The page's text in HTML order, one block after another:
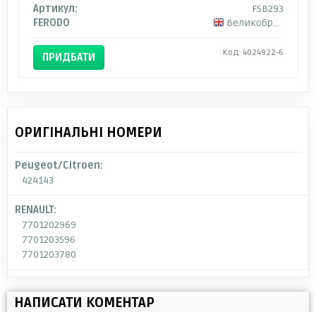
Артикул:
FSB293
FERODO
Великобританія
ПРИДБАТИ Код: 4024922-6
ОРИГІНАЛЬНІ НОМЕРИ
Peugeot/Citroen:
424143
RENAULT:
7701202969
7701203596
7701203780
НАПИСАТИ КОМЕНТАР